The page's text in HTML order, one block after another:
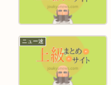
ニュー速